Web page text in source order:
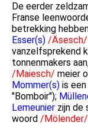
De eerder
Franse
betrekking
Esser(s) /Äsesch/
vanzelfsprekend
tonnenmakers
/Maiesch/ meier
Mommer(s) is
"Bomboir");
Lemeunier zijn de
woord /Mölender/